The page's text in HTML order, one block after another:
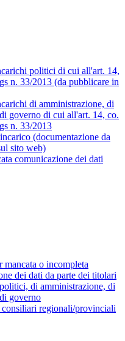
politici di cui all'art. 14,
n. 33/2013 (da pubblicare in
di amministrazione, di
governo di cui all'art. 14, co.
n. 33/2013
(documentazione da
sito web)
comunicazione dei dati
mancata o incompleta
dei dati da parte dei titolari
di amministrazione, di
governo
regionali/provinciali